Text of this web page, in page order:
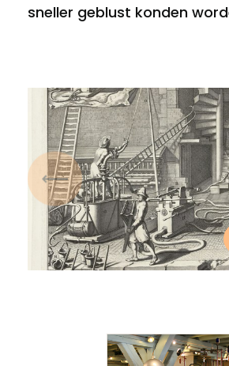
sneller geblust konden
Vorige